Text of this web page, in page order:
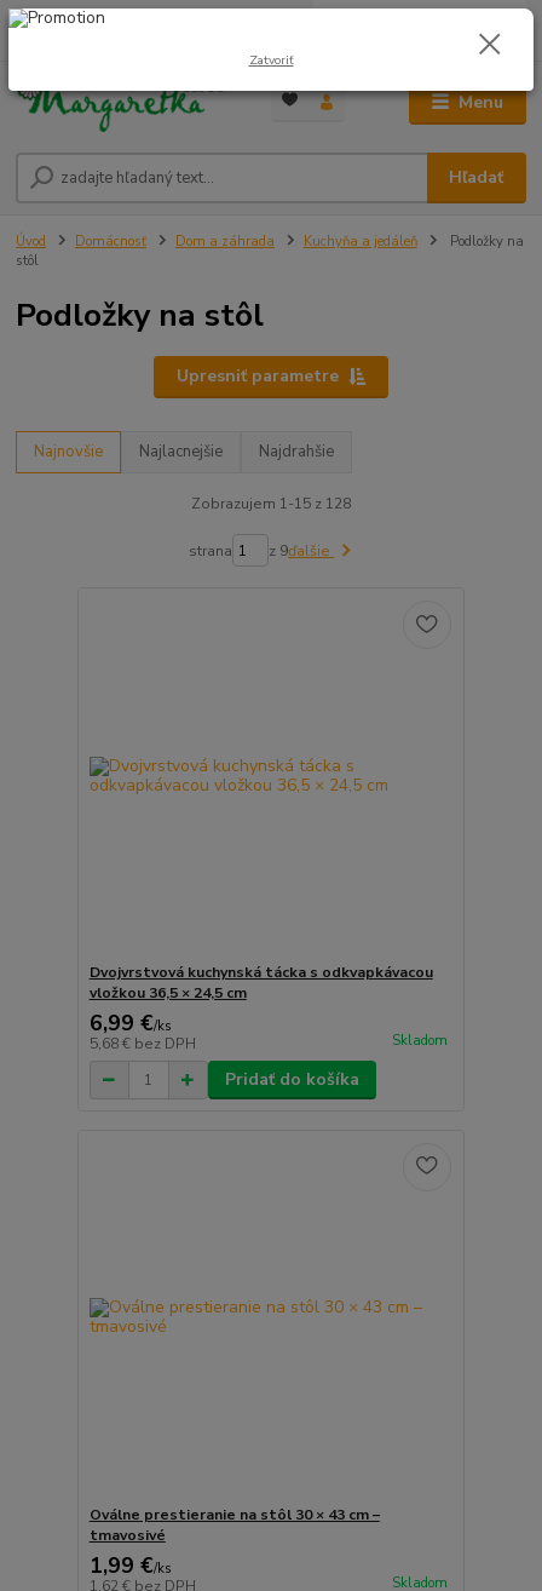
Menu
Hľadať
0948 236 042
0,00 €
Úvod Domácnosť Dom a záhrada Kuchyňa a jedáleň
Podložky na
stôl
Podložky na stôl
Upresniť parametre
Najnovšie Najlacnejšie Najdrahšie
Zobrazujem 1-15 z 128
strana z 9ďalšie
Dvojvrstvová kuchynská tácka s odkvapkávacou
vložkou 36,5 × 24,5 cm
6,99 €/ks
5,68 € bez DPH Skladom
Pridať do košíka
Oválne prestieranie na stôl 30 × 43 cm –
tmavosivé
1,99 €/ks
1,62 € bez DPH Skladom
Zatvoriť